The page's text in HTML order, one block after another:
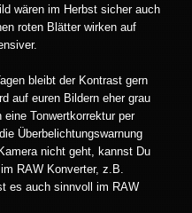
wären im Herbst sicher auch
roten Blätter wirken auf
bleibt der Kontrast gern
auf euren Bildern eher grau
Tonwertkorrektur per
Überbelichtungswarnung
nicht geht, kannst Du
RAW Konverter, z.B.
es auch sinnvoll im RAW